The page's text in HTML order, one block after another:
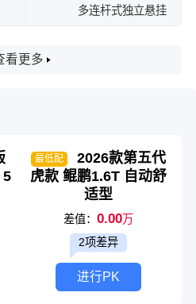
多连杆式独立悬挂
看更多
5
最低配
2026款第五代
虎款 鲲鹏1.6T 自动舒
适型
差值： 0.00万
2项差异
进行PK